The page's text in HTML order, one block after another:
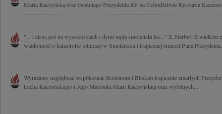
Marią Kaczyńską oraz ostatniego Prezydenta RP na Uchodźstwie Ryszarda
"... i cisza jest na wysokościach i dymi mgłą smoleński las..." Z. Herbert Z wielkim
wiadomość o katastrofie lotniczej w Smoleńsku i tragicznej śmierci Pana
Wyrażamy najgłębsze współczucie Rodzinom i Bliskim tragicznie zmarłych
Lecha Kaczyńskiego i Jego Małżonki Marii Kaczyńskiej oraz wybitnych...